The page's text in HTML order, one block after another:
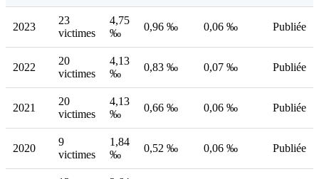
2023
23
victimes
4,75
‰
0,96 ‰ 0,06 ‰ Publiée
2022
20
victimes
4,13
‰
0,83 ‰ 0,07 ‰ Publiée
2021
20
victimes
4,13
‰
0,66 ‰ 0,06 ‰ Publiée
2020
9
victimes
1,84
‰
0,52 ‰ 0,06 ‰ Publiée